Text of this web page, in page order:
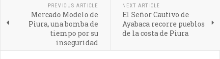
PREVIOUS ARTICLE
Mercado Modelo de
Piura, una bomba de
tiempo por su
inseguridad
NEXT ARTICLE
El Señor Cautivo de
Ayabaca recorre pueblos
de la costa de Piura